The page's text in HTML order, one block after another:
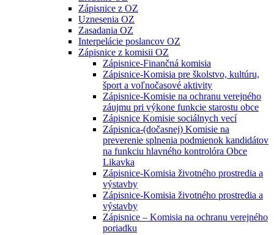
Zápisnice z OZ
Uznesenia OZ
Zasadania OZ
Interpelácie poslancov OZ
Zápisnice z komisii OZ
Zápisnice-Finančná komisia
Zápisnice-Komisia pre školstvo, kultúru,
šport a voľnočasové aktivity
Zápisnice-Komisie na ochranu verejného
záujmu pri výkone funkcie starostu obce
Zápisnice Komisie sociálnych vecí
Zápisnica-(dočasnej) Komisie na
preverenie splnenia podmienok kandidátov
na funkciu hlavného kontrolóra Obce
Likavka
Zápisnice-Komisia životného prostredia a
výstavby
Zápisnice-Komisia životného prostredia a
výstavby
Zápisnice – Komisia na ochranu verejného
poriadku